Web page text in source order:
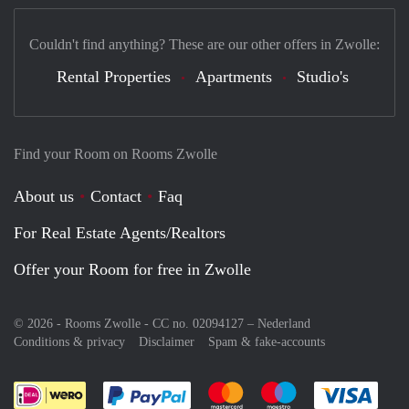
Find your Room on Rooms Zwolle
About us Contact
Faq
For Real Estate Agents/Realtors
Offer your Room for free in Zwolle
© 2026 - Rooms Zwolle - CC no. 02094127 – Nederland
Conditions & privacy
Disclaimer Spam & fake-accounts
Pay easily with :payment method
Pay easily with :payment
Pay easily with
Couldn't find anything? These are our other offers in Zwolle:
Rental Properties Apartments Studio's